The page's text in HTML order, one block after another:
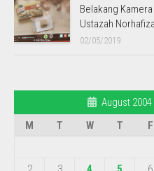
Belakang
Ustazah
02/05/2019
August 2004
M
T W T F